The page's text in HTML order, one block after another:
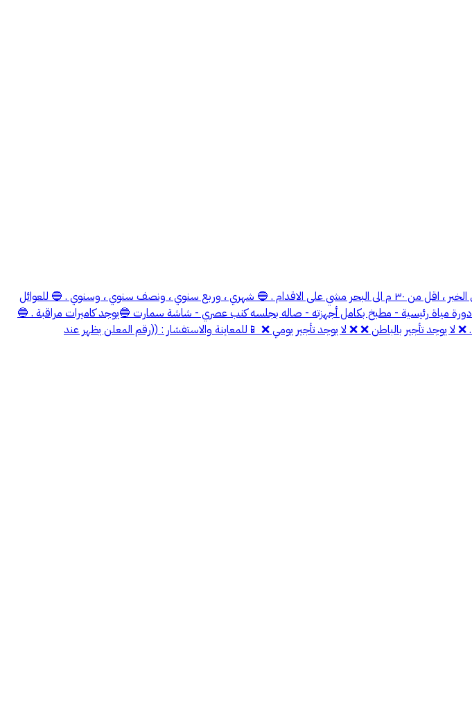
قناص ااخبر العقارية . 🔵 شقق مفروشة للايجار مبنى رقم 161 📍الخبر - شارع الامبر مساعذ / ٢٢ واجهة كورنيش الخبر ، اقل من ٣٠ م الى البحر مشي على الاقدام . 🔵 شهري ، وربع سنوي ، ونصف سنوي ، وسنوي . 🔵 للعوائل
من : - غرفتين : واحدة ماستر رئيسية سرير نفرين - غرفة : بعدد ٢ سراير ، مفرد . - دورة مياة رئيسية - مطبخ بكامل أجهزته - صاله بجلسه كنب عصري - شاشة سمارت 🔵يوجد كاميرات مراقبة . 🔵
يوجد تأجير بالباطن ❌ ❌ لا يوجد تأجير يومي ❌ 📱للمعاينة والاستفشار : ((رقم المعلن يظهر عند